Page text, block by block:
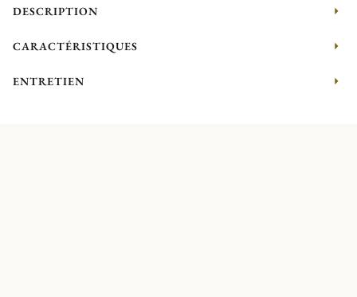
DESCRIPTION
CARACTÉRISTIQUES
ENTRETIEN